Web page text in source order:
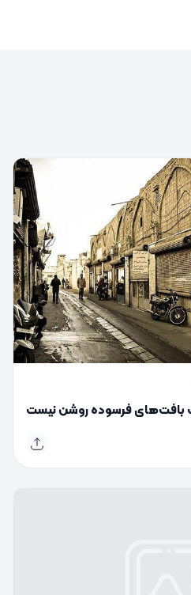
بافت‌های فرسوده روشن نیست